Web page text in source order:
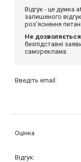
Відгук - це думка
залишеного
роз'яснення
Не
безпідставні
самореклама.
Введіть email:
Оцінка
Відгук: